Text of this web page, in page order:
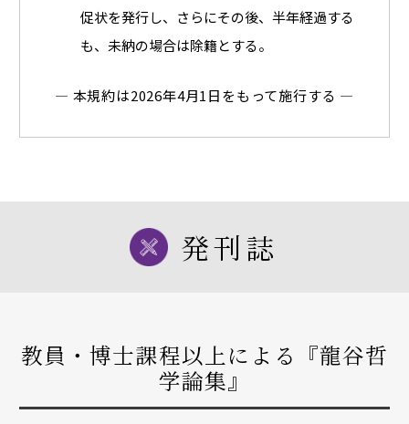
促状を発行し、さらにその後、半年経過する
も、未納の場合は除籍とする。
― 本規約は2026年4月1日をもって施行する ―
発刊誌
教員・博士課程以上による『龍谷哲
学論集』